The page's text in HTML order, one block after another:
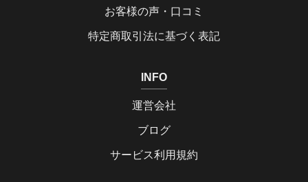
お客様の声・口コミ
特定商取引法に基づく表記
INFO
運営会社
ブログ
サービス利用規約